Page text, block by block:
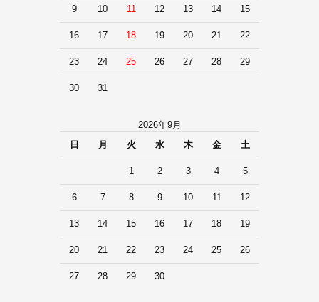
9 10 11 12 13 14 15
16 17 18 19 20 21 22
23 24 25 26 27 28 29
30 31
2026年9月
日
月 火 水 木 金 土
1 2 3 4 5
6 7 8 9 10 11 12
13 14 15 16 17 18 19
20 21 22 23 24 25 26
27 28 29 30